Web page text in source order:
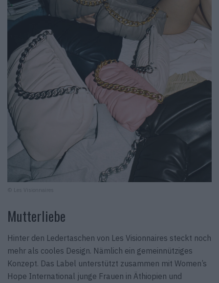
© Les Visionnaires
Mutterliebe
Hinter den Ledertaschen von Les Visionnaires steckt noch
mehr als cooles Design. Nämlich ein gemeinnütziges
Konzept. Das Label unterstützt zusammen mit Women’s
Hope International junge Frauen in Äthiopien und